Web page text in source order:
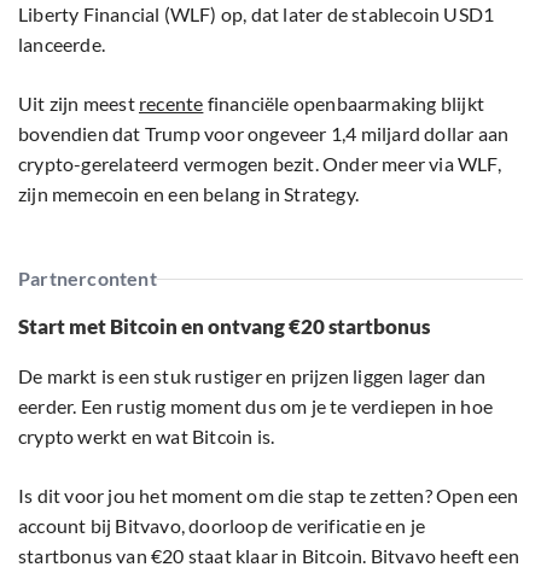
Liberty Financial (WLF) op, dat later de stablecoin USD1
lanceerde.
Uit zijn meest recente financiële openbaarmaking blijkt
bovendien dat Trump voor ongeveer 1,4 miljard dollar aan
crypto-gerelateerd vermogen bezit. Onder meer via WLF,
zijn memecoin en een belang in Strategy.
Partnercontent
Start met Bitcoin en ontvang €20 startbonus
De markt is een stuk rustiger en prijzen liggen lager dan
eerder. Een rustig moment dus om je te verdiepen in hoe
crypto werkt en wat Bitcoin is.
Is dit voor jou het moment om die stap te zetten? Open een
account bij Bitvavo, doorloop de verificatie en je
startbonus van €20 staat klaar in Bitcoin. Bitvavo heeft een